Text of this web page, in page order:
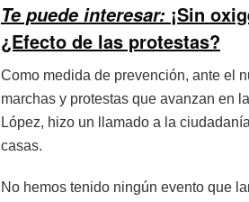
Te puede interesar: ¡Sin
¿Efecto de las protestas?
Como medida de prevención, ante el
marchas y protestas que avanzan en
López, hizo un llamado a la
casas.
No hemos tenido ningún evento que